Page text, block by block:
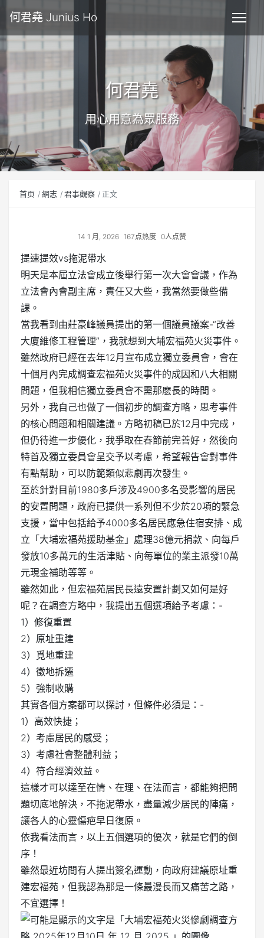
何君堯 Junius Ho
何君堯
用心用意為眾服務
首页 網志 君事觀察 正文
14 1 月, 2026 167点热度 0人点赞
提速提效vs拖泥帶水
明天是本屆立法會成立後舉行第一次大會會議，作為
立法會內會副主席，責任又大些，我當然要做些備
課。
當我看到由莊豪峰議員提出的第一個議員議案-“改善
大廈維修工程管理”，我就想到大埔宏福苑火災事件。
雖然政府已經在去年12月宣布成立獨立委員會，會在
十個月內完成調查宏福苑火災事件的成因和八大相關
問題，但我相信獨立委員會不需那麽長的時間。
另外，我自己也做了一個初步的調查方略，思考事件
的核心問題和相關建議。方略初稿已於12月中完成，
但仍待進一步優化，我爭取在春節前完善好，然後向
特首及獨立委員會呈交予以考慮，希望報告會對事件
有點幫助，可以防範類似悲劇再次發生。
至於針對目前1980多戶涉及4900多名受影響的居民
的安置問題，政府已提供一系列但不少於20項的緊急
支援，當中包括給予4000多名居民應急住宿安排、成
立「大埔宏福苑援助基金」處理38億元捐款、向每戶
發放10多萬元的生活津貼、向每單位的業主派發10萬
元現金補助等等。
雖然如此，但宏福苑居民長遠安置計劃又如何是好
呢？在調查方略中，我提出五個選項給予考慮：-
1）修復重置
2）原址重建
3）覓地重建
4）徵地拆遷
5）強制收購
其實各個方案都可以探討，但條件必須是：-
1）高效快捷；
2）考慮居民的感受；
3）考慮社會整體利益；
4）符合經濟效益。
這樣才可以達至在情、在理、在法而言，都能夠把問
題切底地解決，不拖泥帶水，盡量減少居民的陣痛，
讓各人的心靈傷疤早日復原。
依我看法而言，以上五個選項的優次，就是它們的倒
序！
雖然最近坊間有人提出簽名運動，向政府建議原址重
建宏福苑，但我認為那是一條最漫長而又痛苦之路，
不宜選擇！